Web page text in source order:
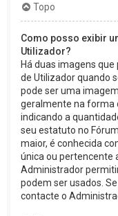
Topo
Como posso exibir
Utilizador?
Há duas imagens
de Utilizador quando
pode ser uma
geralmente na forma
indicando a
seu estatuto no
maior, é conhecida
única ou pertencente
Administrador
podem ser usados.
contacte o